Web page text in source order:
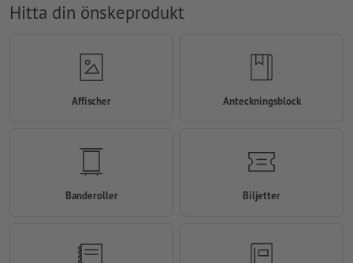
Hitta din önskeprodukt
Affischer Anteckningsblock
Banderoller Biljetter